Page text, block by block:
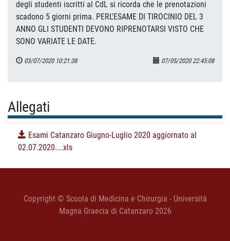
degli studenti iscritti al CdL si ricorda che le prenotazioni
scadono 5 giorni prima. PERL'ESAME DI TIROCINIO DEL 3
ANNO GLI STUDENTI DEVONO RIPRENOTARSI VISTO CHE
SONO VARIATE LE DATE.
03/07/2020 10:21:38 07/05/2020 22:45:08
Allegati
Esami Catanzaro Giugno-Luglio 2020 aggiornato al
02.07.2020....xls
Copyright © Scuola di Medicina e Chirurgia - Università
Magna Graecia di Catanzaro 2026